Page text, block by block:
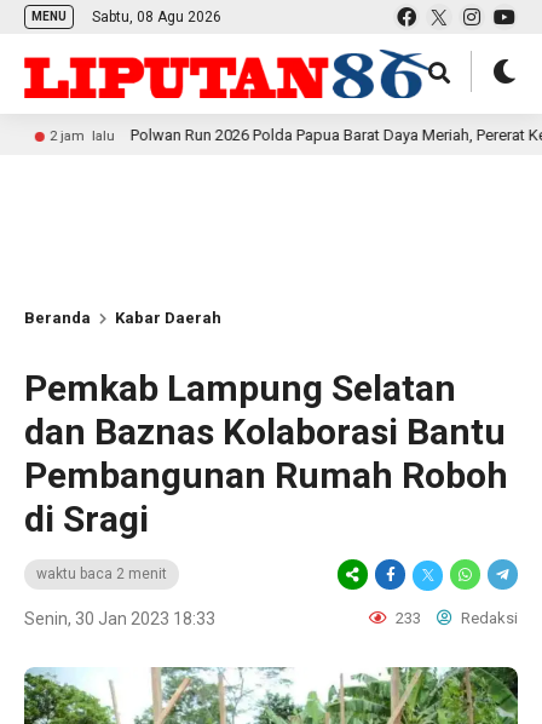
MENU Sabtu, 08 Agu 2026
Polwan Run 2026 Polda Papua Barat Daya Meriah, Pererat
Beranda Kabar Daerah
Pemkab Lampung Selatan
dan Baznas Kolaborasi Bantu
Pembangunan Rumah Roboh
di Sragi
waktu baca 2 menit
Senin, 30 Jan 2023 18:33 233 Redaksi